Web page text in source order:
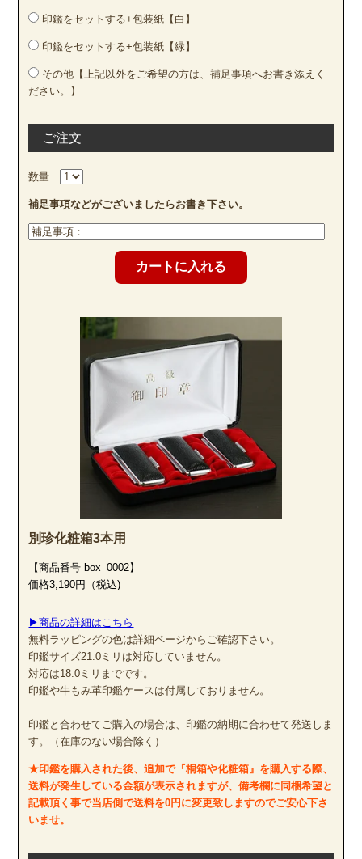
印鑑をセットする+包装紙【白】
印鑑をセットする+包装紙【緑】
その他【上記以外をご希望の方は、補足事項へお書き添えく
ださい。】
ご注文
数量
補足事項などがございましたらお書き下さい。
別珍化粧箱3本用
【商品番号 box_0002】
価格3,190円（税込)
▶商品の詳細はこちら
無料ラッピングの色は詳細ページからご確認下さい。
印鑑サイズ21.0ミリは対応していません。
対応は18.0ミリまでです。
印鑑や牛もみ革印鑑ケースは付属しておりません。
印鑑と合わせてご購入の場合は、印鑑の納期に合わせて発送しま
す。（在庫のない場合除く）
★印鑑を購入された後、追加で『桐箱や化粧箱』を購入する際、
送料が発生している金額が表示されますが、備考欄に同梱希望と
記載頂く事で当店側で送料を0円に変更致しますのでご安心下さ
いませ。